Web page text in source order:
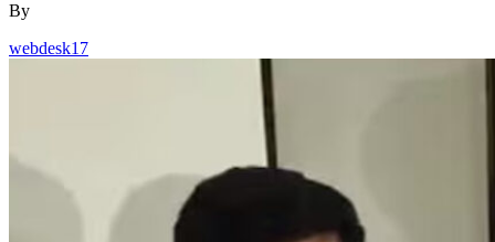
By
webdesk17